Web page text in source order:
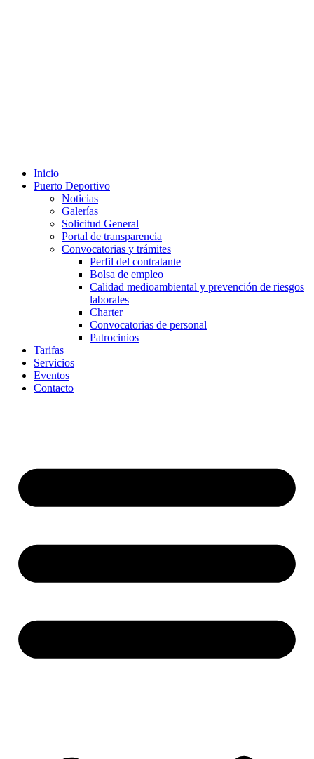
Inicio
Puerto Deportivo
Noticias
Galerías
Solicitud General
Portal de transparencia
Convocatorias y trámites
Perfil del contratante
Bolsa de empleo
Calidad medioambiental y prevención de riesgos
laborales
Charter
Convocatorias de personal
Patrocinios
Tarifas
Servicios
Eventos
Contacto